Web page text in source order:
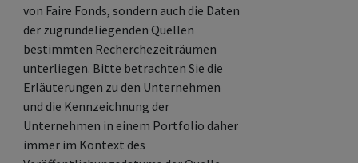
von Faire Fonds, sondern auch die Daten
der zugrundeliegenden Quellen
bestimmten Recherchezeiträumen
unterliegen. Bitte betrachten Sie die
Erläuterungen zu den Unternehmen
und die Kennzeichnung der
Unternehmen in einem Portfolio daher
immer im Kontext des